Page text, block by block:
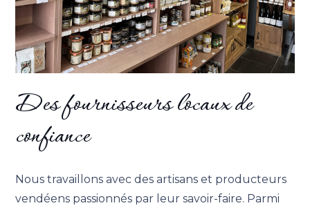
Des fournisseurs locaux de
confiance
Nous travaillons avec des artisans et producteurs
vendéens passionnés par leur savoir-faire. Parmi